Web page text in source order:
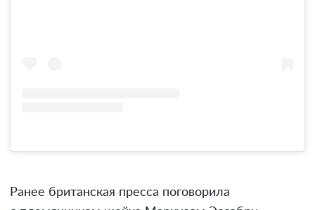
Ранее британская пресса поговорила